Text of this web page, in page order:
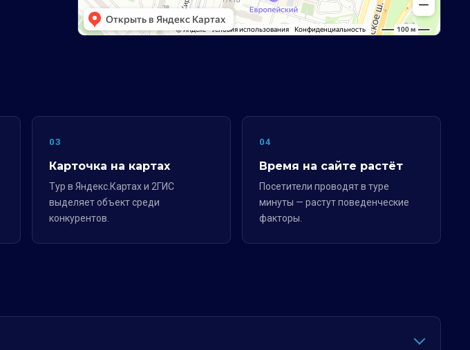
03
Карточка на картах
Тур в Яндекс.Картах и 2ГИС
выделяет объект среди
конкурентов.
04
Время на сайте растёт
Посетители проводят в туре
минуты — растут поведенческие
факторы.